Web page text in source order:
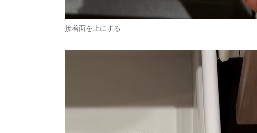
接着面を上にする